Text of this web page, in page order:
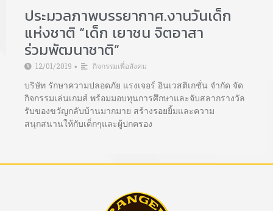
ประมวลภาพบรรยากาศ.งานวันเด็ก
แห่งชาติ “เด็ก เยาชน จิตอาสา
ร่วมพัฒนาชาติ”
12/01/2019 • กิจกรรมเพื่อสังคม
บริษัท รักษาความปลอดภัย แรงเจอร์ อินเวสติเกชั่น จำกัด จัด
กิจกรรมเล่นเกมส์ พร้อมมอบทุนการศึกษาและจับสลากรางวัล
รับของขวัญกลับบ้านมากมาย สร้างรอยยิ้มและความ
สนุกสนานให้กับเด็กๆและผู้ปกครอง